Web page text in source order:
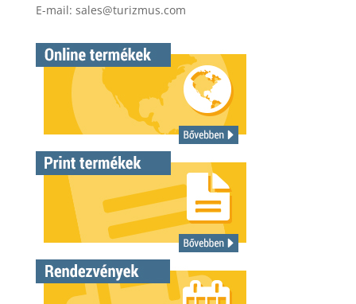
E-mail: sales@turizmus.com